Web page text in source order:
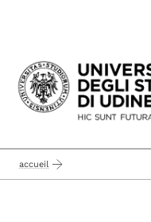
Passa al
accueil